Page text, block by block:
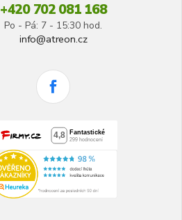
+420 702 081 168
Po - Pá: 7 - 15:30 hod.
info@atreon.cz